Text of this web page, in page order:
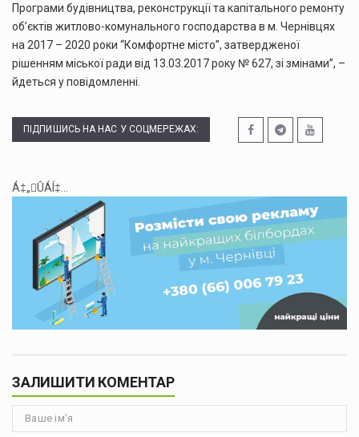
Програми будівництва, реконструкції та капітального ремонту
об’єктів житлово-комунального господарства в м. Чернівцях
на 2017 – 2020 роки “Комфортне місто”, затвердженої
рішенням міської ради від 13.03.2017 року № 627, зі змінами”, –
йдеться у повідомленні.
ПІДПИШИСЬ НА НАС У СОЦМЕРЕЖАХ:
Á‡„ÛÁÍ‡...
ЗАЛИШИТИ КОМЕНТАР